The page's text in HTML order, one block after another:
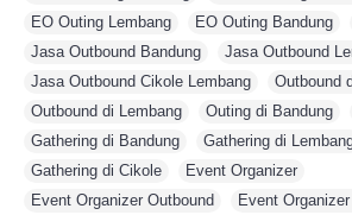
EO Outing Lembang
EO Outing Bandung
Jasa Outbound Bandung
Jasa Outbound
Jasa Outbound Cikole Lembang
Outbound
Outbound di Lembang
Outing di Bandung
Gathering di Bandung
Gathering di
Gathering di Cikole
Event Organizer
Event Organizer Outbound
Event